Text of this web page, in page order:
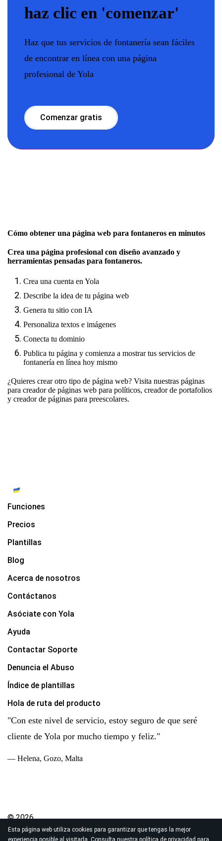
Esta página web utiliza cookies para garantizar que tengas la mejor
experiencia posible al visitarla. Consulta nuestra política de privacidad para
haz clic en 'comenzar'
Haz que tus servicios de fontanería sean fáciles
de encontrar en línea con una página
profesional de Yola
Comenzar gratis
Cómo obtener una página web para fontaneros en minutos
Crea una página profesional con diseño avanzado y
herramientas pensadas para fontaneros.
Crea una cuenta en Yola
Describe la idea de tu página web
Genera tu sitio con IA
Personaliza textos e imágenes
Conecta tu dominio
Publica tu página y comienza a mostrar tus servicios de
fontanería en línea hoy mismo
¿Quieres crear otro tipo de página web? Visita nuestras páginas
para creador de páginas web para políticos, creador de portafolios
y creador de páginas para preescolares.
Funciones
Precios
Plantillas
Blog
Acerca de nosotros
Contáctanos
Asóciate con Yola
Ayuda
Contactar Soporte
Denuncia el Abuso
Índice de plantillas
Hola de ruta del producto
"Con este nivel de servicio, estoy seguro de que seré
cliente de Yola por mucho tiempo y feliz."
— Helena, Gozo, Malta
© 2026
Derechos de autor Yola Inc. Todos los derechos